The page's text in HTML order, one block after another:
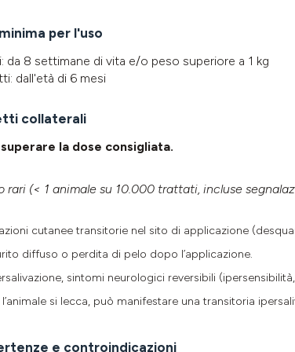
per l'uso
da 8 settimane di vita e/o peso superiore a 1 kg
dall'età di 6 mesi
collaterali
la dose consigliata.
rari (< 1 animale su 10.000 trattati, incluse
cutanee transitorie nel sito di applicazione
diffuso o perdita di pelo dopo l’applicazione.
sintomi neurologici reversibili
l’animale si lecca, può manifestare una transitoria
e controindicazioni